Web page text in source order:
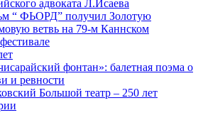
адвоката Л.Исаева
“ ФЬОРД” получил Золотую
ветвь на 79-м Каннском
фонтан»: балетная поэма о
и ревности
Большой театр – 250 лет